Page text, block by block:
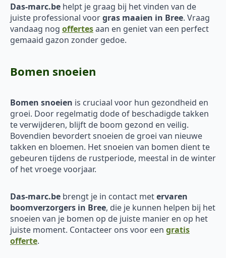
Das-marc.be helpt je graag bij het vinden van de
juiste professional voorgras maaien in Bree. Vraag
vandaag nog offertesaan en geniet van een perfect
gemaaid gazon zonder gedoe.
Bomen snoeien
Bomen snoeien is cruciaal voor hun gezondheid en
groei. Door regelmatig dode of beschadigde takken
te verwijderen, blijft de boom gezond en veilig.
Bovendien bevordert snoeien de groei van nieuwe
takken en bloemen. Het snoeien van bomen dient te
gebeuren tijdens de rustperiode, meestal in de winter
of het vroege voorjaar.
Das-marc.be brengt je in contact metervaren
boomverzorgers in Bree, die je kunnen helpen bij het
snoeien van je bomen op de juiste manier en op het
juiste moment. Contacteer ons voor een gratis
offerte.